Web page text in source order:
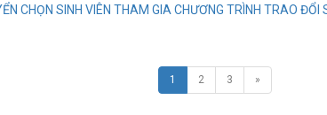
CHỌN SINH VIÊN THAM GIA CHƯƠNG TRÌNH TRAO ĐỔI
1 2 3 »